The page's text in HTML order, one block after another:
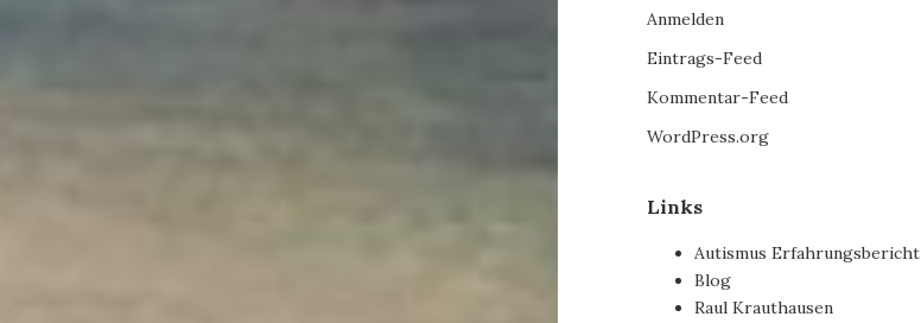
Anmelden
Eintrags-Feed
Kommentar-Feed
WordPress.org
Links
Autismus Erfahrungsbericht
Blog
Raul Krauthausen